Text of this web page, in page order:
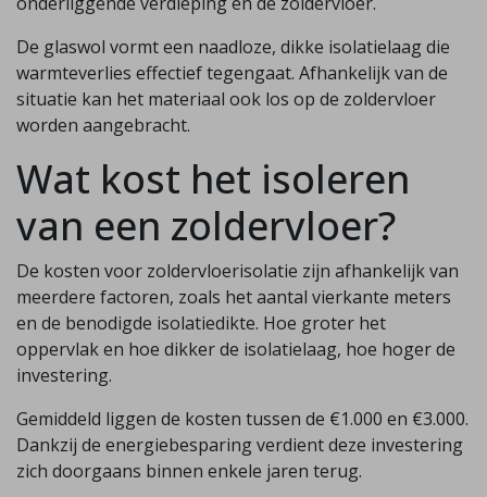
De glaswol vormt een naadloze, dikke isolatielaag die
warmteverlies effectief tegengaat. Afhankelijk van de
situatie kan het materiaal ook los op de zoldervloer
worden aangebracht.
Wat kost het isoleren
van een zoldervloer?
De kosten voor zoldervloerisolatie zijn afhankelijk van
meerdere factoren, zoals het aantal vierkante meters
en de benodigde isolatiedikte. Hoe groter het
oppervlak en hoe dikker de isolatielaag, hoe hoger de
investering.
Gemiddeld liggen de kosten tussen de €1.000 en €3.000.
Dankzij de energiebesparing verdient deze investering
zich doorgaans binnen enkele jaren terug.